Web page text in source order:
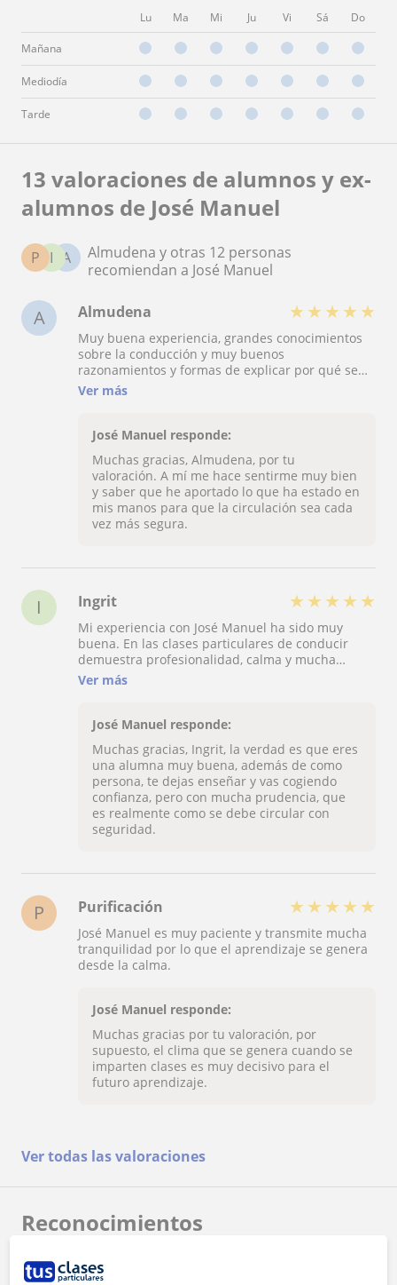
Lu Ma Mi Ju Vi Sá Do
Mañana
Mediodía
Tarde
13 valoraciones de alumnos y ex-
alumnos de José Manuel
A
I
P
Almudena y otras 12 personas
recomiendan a José Manuel
A Almudena ★ ★ ★ ★ ★
Muy buena experiencia, grandes conocimientos
sobre la conducción y muy buenos
razonamientos y formas de explicar por qué se
hace cada cosa. Trato excelente y detallado.
Ver más
José Manuel responde:
Muchas gracias, Almudena, por tu
valoración. A mí me hace sentirme muy bien
y saber que he aportado lo que ha estado en
mis manos para que la circulación sea cada
vez más segura.
I Ingrit ★ ★ ★ ★ ★
Mi experiencia con José Manuel ha sido muy
buena. En las clases particulares de conducir
demuestra profesionalidad, calma y mucha
dedicación. Sabe explicar de forma sencilla y se
instructor
Ver más
José Manuel responde:
Muchas gracias, Ingrit, la verdad es que eres
una alumna muy buena, además de como
persona, te dejas enseñar y vas cogiendo
confianza, pero con mucha prudencia, que
es realmente como se debe circular con
seguridad.
P Purificación ★ ★ ★ ★ ★
José Manuel es muy paciente y transmite mucha
tranquilidad por lo que el aprendizaje se genera
desde la calma.
José Manuel responde:
Muchas gracias por tu valoración, por
supuesto, el clima que se genera cuando se
imparten clases es muy decisivo para el
futuro aprendizaje.
Ver todas las valoraciones
Reconocimientos
Profesor verificado